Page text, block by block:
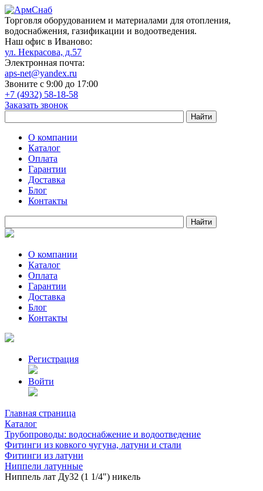
Торговля оборудованием и материалами для отопления,
водоснабжения, газификации и водоотведения.
Наш офис в Иваново:
ул. Некрасова, д.57
Электронная почта:
aps-net@yandex.ru
Звоните с 9:00 до 17:00
+7 (4932) 58-18-58
Заказать звонок
О компании
Каталог
Оплата
Гарантии
Доставка
Блог
Контакты
О компании
Каталог
Оплата
Гарантии
Доставка
Блог
Контакты
Регистрация
Войти
Главная страница
Каталог
Трубопроводы: водоснабжение и водоотведение
Фитинги из ковкого чугуна, латуни и стали
Фитинги из латуни
Ниппели латунные
Ниппель лат Ду32 (1 1/4") никель